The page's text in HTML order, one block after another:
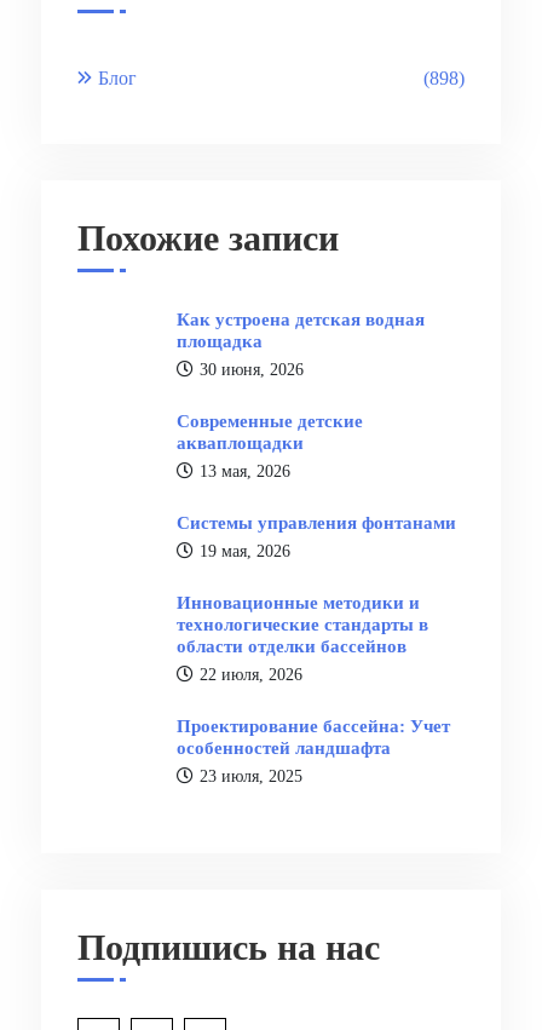
Блог (898)
Похожие записи
Как устроена детская водная
площадка
30 июня, 2026
Современные детские
акваплощадки
13 мая, 2026
Системы управления фонтанами
19 мая, 2026
Инновационные методики и
технологические стандарты в
области отделки бассейнов
22 июля, 2026
Проектирование бассейна: Учет
особенностей ландшафта
23 июля, 2025
Подпишись на нас